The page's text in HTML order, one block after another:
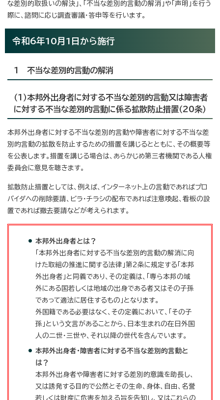
な差別的取扱いの解決」、「不当な差別的言動の解消」や「声明」を行う
際に、諮問に応じ調査審議・答申等を行います。
令和6年10月1日から施行
1 不当な差別的言動の解消
（1）本邦外出身者に対する不当な差別的言動又は障害者
に対する不当な差別的言動に係る拡散防止措置（20条）
本邦外出身者に対する不当な差別的言動や障害者に対する不当な差
別的言動の拡散を防止するための措置を講じるとともに、その概要等
を公表します。措置を講じる場合は、あらかじめ第三者機関である人権
委員会に意見を聴きます。
拡散防止措置としては、例えば、インターネット上の言動であればプロ
バイダへの削除要請、ビラ・チラシの配布であれば注意喚起、看板の設
置であれば撤去要請などが考えられます。
本邦外出身者とは？
「本邦外出身者に対する不当な差別的言動の解消に向
けた取組の推進に関する法律」第2条に規定する「本邦
外出身者」と同義であり、その定義は、「専ら本邦の域
外にある国若しくは地域の出身である者又はその子孫
であって適法に居住するもの」となります。
外国籍である必要はなく、その定義において、「その子
孫」という文言があることから、日本生まれの在日外国
人の二世・三世や、それ以降の世代を含んでいます。
本邦外出身者・障害者に対する不当な差別的言動と
は？
本邦外出身者や障害者に対する差別的意識を助長し、
又は誘発する目的で公然とその生命、身体、自由、名誉
若しくは財産に危害を加える旨を告知し、又はこれらの